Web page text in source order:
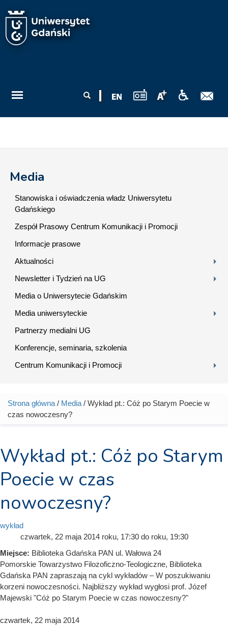
wyszukiwania
Media
Stanowiska i oświadczenia władz Uniwersytetu
Gdańskiego
Zespół Prasowy Centrum Komunikacji i Promocji
Informacje prasowe
Aktualności
Newsletter i Tydzień na UG
Media o Uniwersytecie Gdańskim
Media uniwersyteckie
Partnerzy medialni UG
Konferencje, seminaria, szkolenia
Centrum Komunikacji i Promocji
Jesteś tutaj
Strona główna / Media / Wykład pt.: Cóż po Starym Poecie w
czas nowoczesny?
Wykład pt.: Cóż po Starym
Poecie w czas
nowoczesny?
wykład
czwartek, 22 maja 2014 roku, 17:30 do roku, 19:30
Miejsce: Biblioteka Gdańska PAN ul. Wałowa 24
Pomorskie Towarzystwo Filozoficzno-Teologiczne, Biblioteka
Gdańska PAN zapraszają na cykl wykładów – W poszukiwaniu
korzeni nowoczesności. Najbliższy wykład wygłosi prof. Józef
Majewski "Cóż po Starym Poecie w czas nowoczesny?"
czwartek, 22 maja 2014